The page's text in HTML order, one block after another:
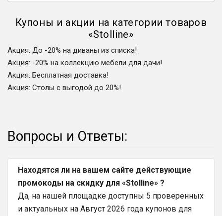
Купоны и акции на категории товаров
«Stolline»
Акция: До -20% на диваны из списка!
Акция: -20% на коллекцию мебели для дачи!
Акция: Бесплатная доставка!
Акция: Столы с выгодой до 20%!
Вопросы и Ответы:
Находятся ли на вашем сайте действующие
промокоды на скидку для «Stolline» ?
Да, на нашей площадке доступны 5 проверенных
и актуальных на Август 2026 года купонов для